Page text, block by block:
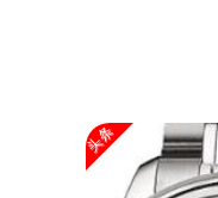
头条